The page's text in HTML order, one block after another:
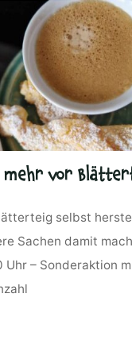
mehr vor
selbst
Sachen damit
Uhr – Sonderaktion